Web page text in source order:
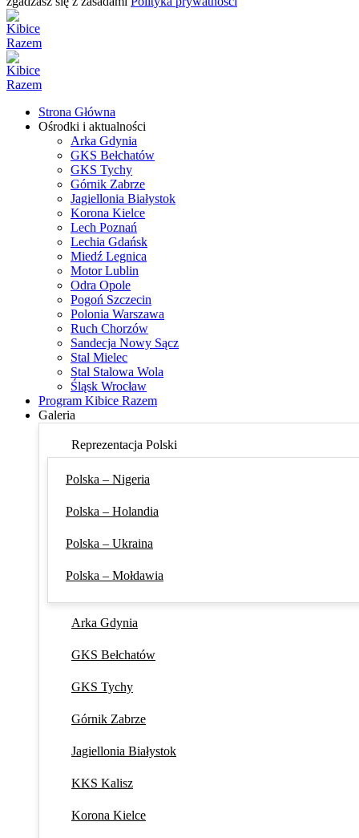
Strona Główna
Ośrodki i aktualności
Arka Gdynia
GKS Bełchatów
GKS Tychy
Górnik Zabrze
Jagiellonia Białystok
Korona Kielce
Lech Poznań
Lechia Gdańsk
Miedź Legnica
Motor Lublin
Odra Opole
Pogoń Szczecin
Polonia Warszawa
Ruch Chorzów
Sandecja Nowy Sącz
Stal Mielec
Stal Stalowa Wola
Śląsk Wrocław
Program Kibice Razem
Galeria
Reprezentacja Polski
Polska – Nigeria
Polska – Holandia
Polska – Ukraina
Polska – Mołdawia
Arka Gdynia
GKS Bełchatów
GKS Tychy
Górnik Zabrze
Jagiellonia Białystok
KKS Kalisz
Korona Kielce